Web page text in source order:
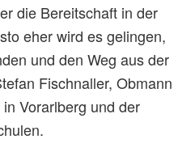
die Bereitschaft in der
eher wird es gelingen,
und den Weg aus der
Fischnaller, Obmann
Vorarlberg und der